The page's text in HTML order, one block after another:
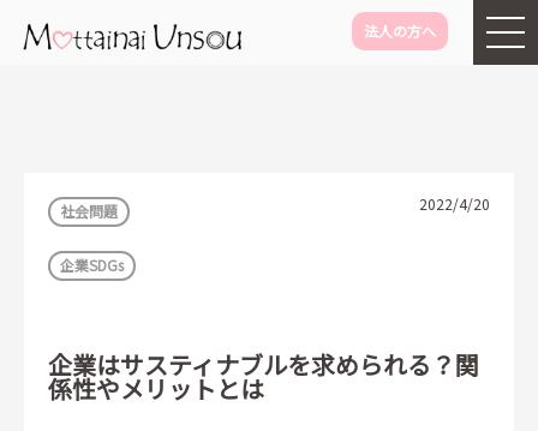
法人の方へ
社会問題
企業SDGs
2022/4/20
企業はサスティナブルを求められる？関
係性やメリットとは